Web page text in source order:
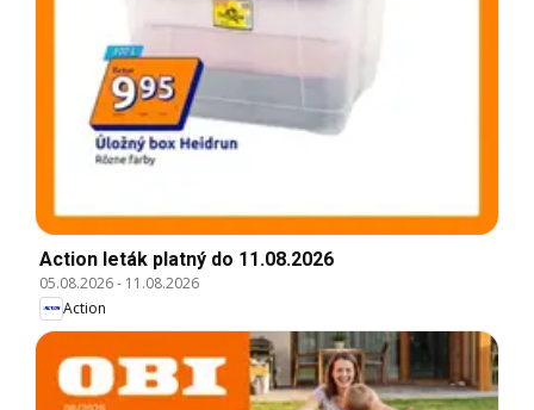
Action leták platný do 11.08.2026
05.08.2026- 11.08.2026
Action